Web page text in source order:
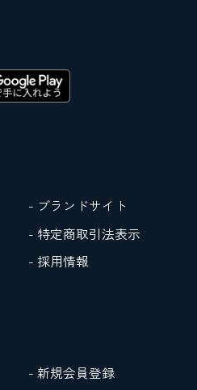
- ブランドサイト
- 特定商取引法表示
- 採用情報
- 新規会員登録